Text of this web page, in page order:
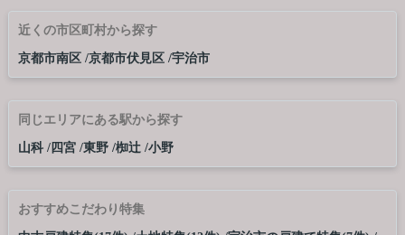
近くの市区町村から探す
京都市南区 京都市伏見区 宇治市
同じエリアにある駅から探す
山科 四宮 東野 椥辻 小野
おすすめこだわり特集